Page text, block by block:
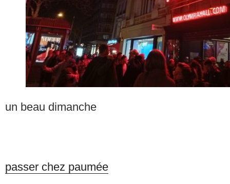
un beau dimanche
passer chez paumée